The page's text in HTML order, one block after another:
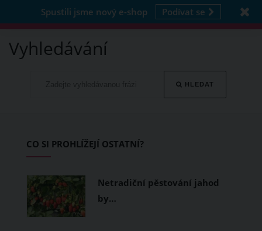
Spustili jsme nový e-shop Podívat se
Vyhledávání
HLEDAT
CO SI PROHLÍŽEJÍ OSTATNÍ?
Netradiční pěstování jahod
by…